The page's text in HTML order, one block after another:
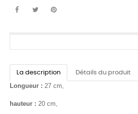
La description Détails du produit
Longueur : 27 cm,
hauteur : 20 cm,